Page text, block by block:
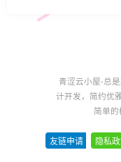
青涩云小屋-总
计开发，简约优
简单
友链申请 隐私